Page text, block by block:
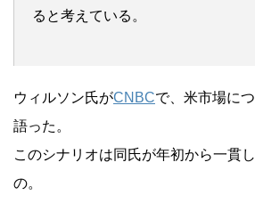
ると考えている。
ウィルソン氏がCNBCで、米市場に
語った。
このシナリオは同氏が年初から一貫
の。